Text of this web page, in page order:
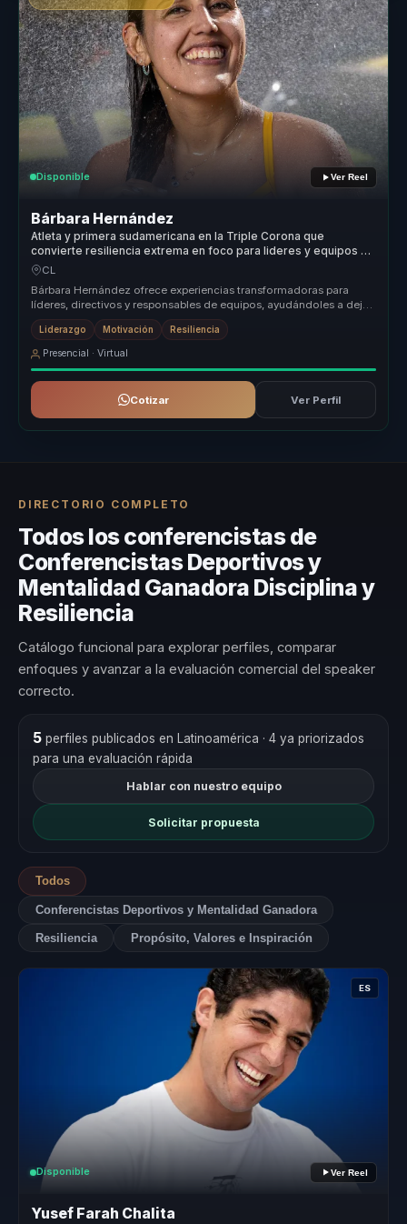
Disponible Ver Reel
Bárbara Hernández
Atleta y primera sudamericana en la Triple Corona que
convierte resiliencia extrema en foco para lideres y equipos de
alto desempeno.
CL
Bárbara Hernández ofrece experiencias transformadoras para
líderes, directivos y responsables de equipos, ayudándoles a dejar
atrás equip...
Liderazgo Motivación Resiliencia
Presencial · Virtual
Cotizar Ver Perfil
DIRECTORIO COMPLETO
Todos los conferencistas de
Conferencistas Deportivos y
Mentalidad Ganadora Disciplina y
Resiliencia
Catálogo funcional para explorar perfiles, comparar
enfoques y avanzar a la evaluación comercial del speaker
correcto.
5perfiles publicados en Latinoamérica · 4 ya priorizados
para una evaluación rápida
Hablar con nuestro equipo
Solicitar propuesta
Todos
Conferencistas Deportivos y Mentalidad Ganadora
Resiliencia Propósito, Valores e Inspiración
ES
Disponible Ver Reel
Yusef Farah Chalita